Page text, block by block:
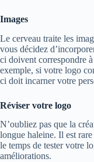
Images
Le cerveau traite les
vous décidez
ci doivent correspondre
exemple, si votre logo
ci doit incarner votre
Réviser votre logo
N’oubliez pas que la
longue haleine. Il est
le temps de tester votre
améliorations.